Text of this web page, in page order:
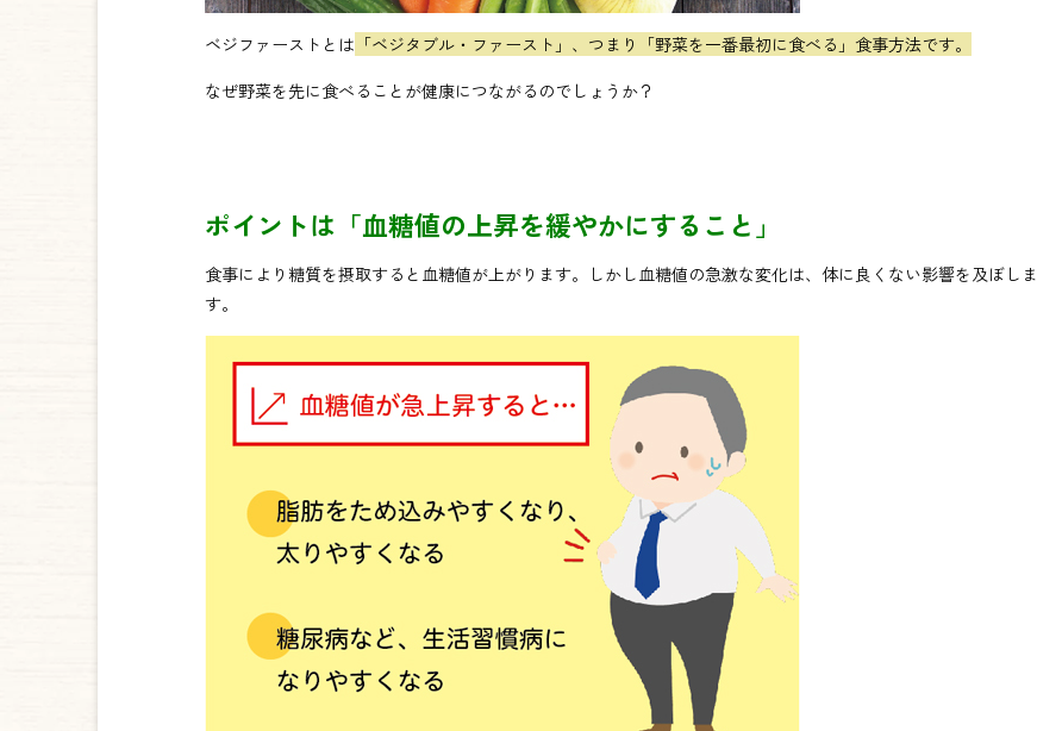
ベジファーストとは 「ベジタブル・ファースト」、つまり「野菜を一番最初に食べる」食事方法です。
なぜ野菜を先に食べることが健康につながるのでしょうか？
ポイントは「血糖値の上昇を緩やかにすること」
食事により糖質を摂取すると血糖値が上がります。しかし血糖値の急激な変化は、体に良くない影響を及ぼしま
す。